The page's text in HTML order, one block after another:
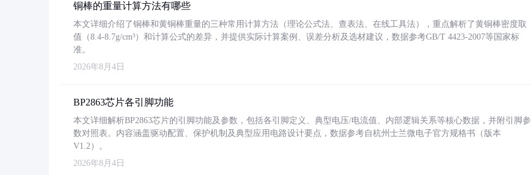
铜棒的重量计算方法有哪些
本文详细介绍了铜棒和黄铜棒重量的三种常用计算方法（理论公式法、查表法、在线工具法），重点解析了黄铜棒密度取
值（8.4-8.7g/cm³）和计算公式的差异，并提供实际计算案例、误差分析及选材建议，数据参考GB/T 4423-2007等国家标
准。
2026年8月4日
BP2863芯片各引脚功能
本文详细解析BP2863芯片的引脚功能及参数，包括各引脚定义、典型电压/电流值、内部逻辑关系等核心数据，并附引脚参
数对照表。内容涵盖驱动配置、保护机制及典型应用电路设计要点，数据参考自杭州士兰微电子官方规格书（版本
V1.2）。
2026年8月4日